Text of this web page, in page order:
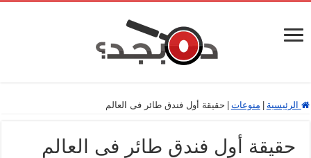
الرئيسية منوعات حقيقة أول فندق طائر فى العالم
حقيقة أول فندق طائر فى العالم